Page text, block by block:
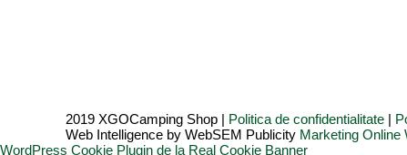
2019 XGOCamping Shop | Politica de confidentialitate |
Web Intelligence by WebSEM Publicity Marketing Online
WordPress Cookie Plugin de la Real Cookie Banner